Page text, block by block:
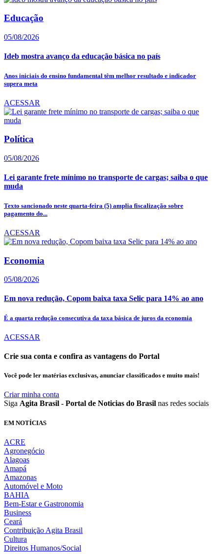
Educação
05/08/2026
Ideb mostra avanço da educação básica no país
Anos iniciais do ensino fundamental têm melhor resultado e indicador
supera meta
ACESSAR
Política
05/08/2026
Lei garante frete mínimo no transporte de cargas; saiba o que
muda
Texto sancionado neste quarta-feira (5) amplia fiscalização sobre
pagamento do...
ACESSAR
Economia
05/08/2026
Em nova redução, Copom baixa taxa Selic para 14% ao ano
É a quarta redução consecutiva da taxa básica de juros da economia
ACESSAR
Crie sua conta e confira as vantagens do Portal
Você pode ler matérias exclusivas, anunciar classificados e muito mais!
Criar minha conta
Siga Agita Brasil - Portal de Noticias do Brasil nas redes sociais
EM NOTÍCIAS
ACRE
Agronegócio
Alagoas
Amapá
Amazonas
Automóvel e Moto
BAHIA
Bem-Estar e Gastronomia
Business
Ceará
Contribuição Agita Brasil
Cultura
Direitos Humanos/Social